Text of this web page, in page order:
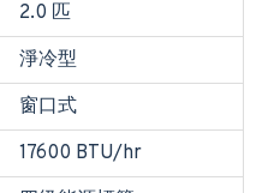
2.0 匹
淨冷型
窗口式
17600 BTU/hr